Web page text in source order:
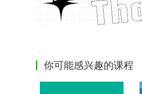
你可能感兴趣的课程